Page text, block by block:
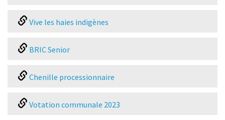
Vive les haies indigènes
BRIC Senior
Chenille processionnaire
Votation communale 2023